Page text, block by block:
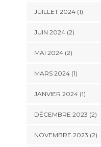
JUILLET 2024(1)
JUIN 2024(2)
MAI 2024(2)
MARS 2024(1)
JANVIER 2024(1)
DÉCEMBRE 2023 (2)
NOVEMBRE 2023 (2)